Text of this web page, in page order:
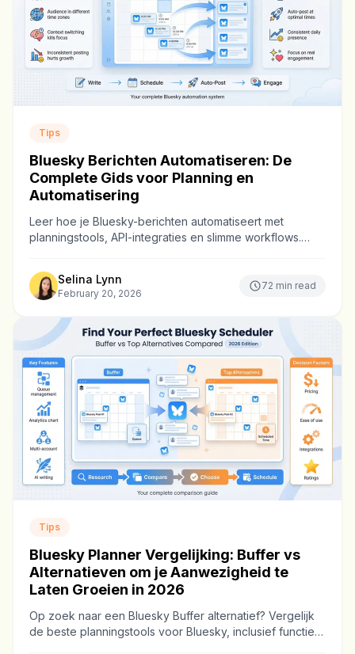
Tips
Bluesky Berichten Automatiseren: De
Complete Gids voor Planning en
Automatisering
Leer hoe je Bluesky-berichten automatiseert met
planningstools, API-integraties en slimme workflows.
Selina Lynn
February 20, 2026
72 min read
Tips
Bluesky Planner Vergelijking: Buffer vs
Alternatieven om je Aanwezigheid te
Laten Groeien in 2026
Op zoek naar een Bluesky Buffer alternatief? Vergelijk
de beste planningstools voor Bluesky, inclusief functies,